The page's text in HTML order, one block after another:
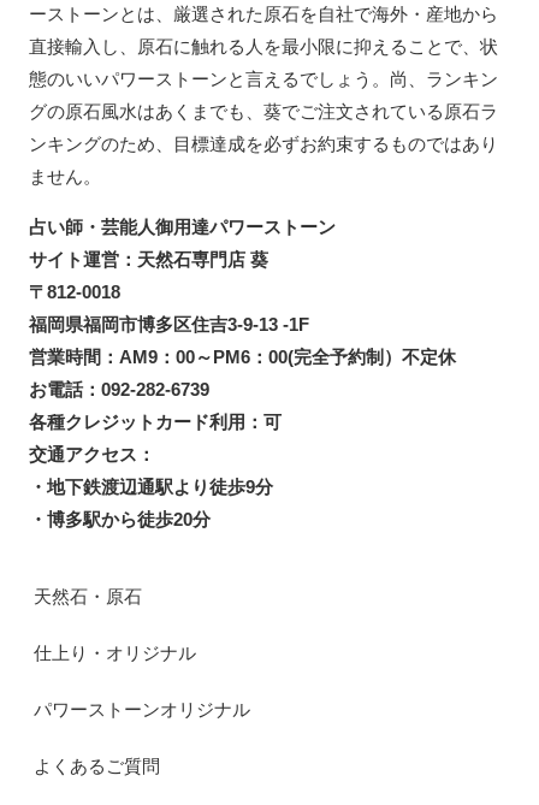
ーストーンとは、厳選された原石を自社で海外・産地から
直接輸入し、原石に触れる人を最小限に抑えることで、状
態のいいパワーストーンと言えるでしょう。尚、ランキン
グの原石風水はあくまでも、葵でご注文されている原石ラ
ンキングのため、目標達成を必ずお約束するものではあり
ません。
占い師・芸能人御用達パワーストーン
サイト運営：天然石専門店 葵
〒812-0018
福岡県福岡市博多区住吉3-9-13 -1F
営業時間：AM9：00～PM6：00(完全予約制）不定休
お電話：092-282-6739
各種クレジットカード利用：可
交通アクセス：
・地下鉄渡辺通駅より徒歩9分
・博多駅から徒歩20分
天然石・原石
仕上り・オリジナル
パワーストーンオリジナル
よくあるご質問